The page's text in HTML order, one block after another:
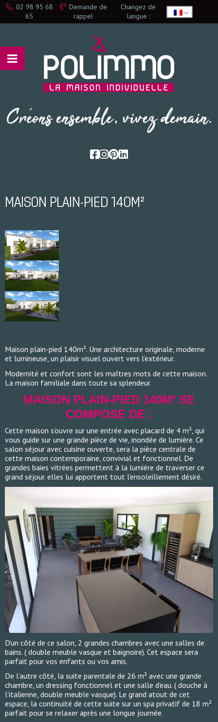
02 98 95 68
65
Demande de
rappel
Changez de
langue :
MAISON PLAIN-PIED 140M²
Maison plain-pied 140m². Une architecture originale, moderne
et lumineuse, un plaisir visuel ouvert vers l’extérieur.
Modernité et confort sont les maîtres mots de cette maison.
La maison familiale dans toute sa splendeur.
MAISON PLAIN-PIED 140M² SE
COMPOSE DE :
Cette maison s’ouvre sur une entrée avec placard de 4 m², qui
vous guide sur une grande pièce de vie, inondée de lumière. Ce
salon séjour avec cuisine ouverte, sera la pièce centrale de
cette maison contemporaine, convivial et fonctionnel. De
grandes baies vitrées permettent à la lumière de traverser ce
grand séjour. elles lui apportent tout l’ensoleillement désiré.
D’un côté de ce salon, 2 grandes chambres avec une salles de
bains. ( double meuble vasque et baignoire). Cet espace sera
parfait pour vos enfants ou vos amis.
De l’autre côté, la suite parentale de 26 m² avec une grande
chambre, un dressing fonctionnel et une salle d’eau. ( douche à
l’italienne, double meuble vasque). Le grand atout de cet
espace, la continuité de cette suite sur un spa privatif de 18 m²
parfait pour se relaxer après une longue journée.